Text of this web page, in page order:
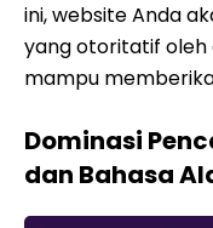
ini, website Anda
yang otoritatif oleh
mampu
Dominasi
dan Bahasa